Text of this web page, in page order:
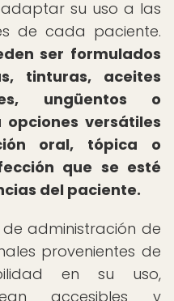
su uso a las
de cada paciente.
ser formulados
tinturas, aceites
ungüentos o
versátiles
oral, tópica o
que se esté
del paciente.
administración de
provenientes de
en su uso,
accesibles y